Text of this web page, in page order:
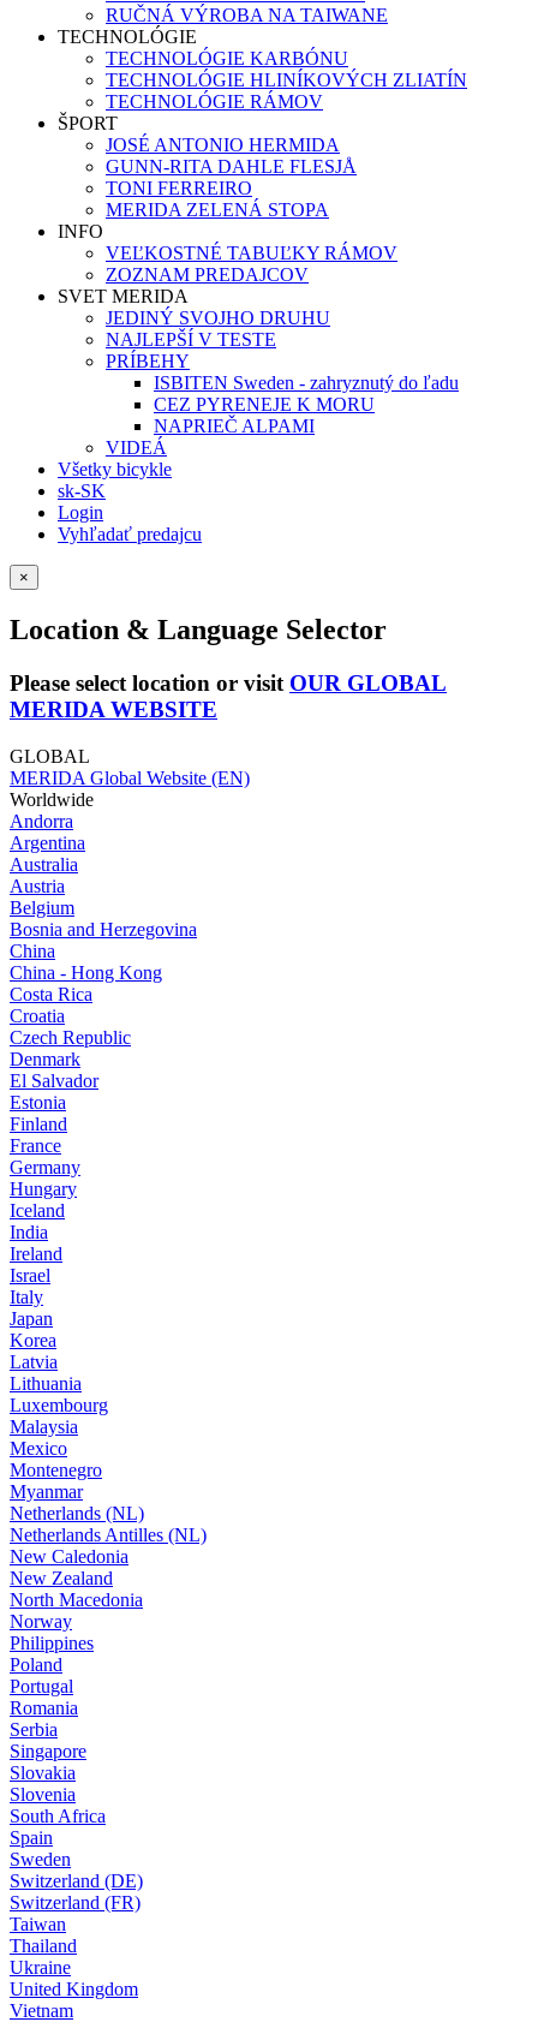
RUČNÁ VÝROBA NA TAIWANE
TECHNOLÓGIE
TECHNOLÓGIE KARBÓNU
TECHNOLÓGIE HLINÍKOVÝCH ZLIATÍN
TECHNOLÓGIE RÁMOV
ŠPORT
JOSÉ ANTONIO HERMIDA
GUNN-RITA DAHLE FLESJÅ
TONI FERREIRO
MERIDA ZELENÁ STOPA
INFO
VEĽKOSTNÉ TABUĽKY RÁMOV
ZOZNAM PREDAJCOV
SVET MERIDA
JEDINÝ SVOJHO DRUHU
NAJLEPŠÍ V TESTE
PRÍBEHY
ISBITEN Sweden - zahryznutý do ľadu
CEZ PYRENEJE K MORU
NAPRIEČ ALPAMI
VIDEÁ
Všetky bicykle
sk-SK
Login
Vyhľadať predajcu
×
Location & Language Selector
Please select location or visit OUR GLOBAL
MERIDA WEBSITE
GLOBAL
MERIDA Global Website (EN)
Worldwide
Andorra
Argentina
Australia
Austria
Belgium
Bosnia and Herzegovina
China
China - Hong Kong
Costa Rica
Croatia
Czech Republic
Denmark
El Salvador
Estonia
Finland
France
Germany
Hungary
Iceland
India
Ireland
Israel
Italy
Japan
Korea
Latvia
Lithuania
Luxembourg
Malaysia
Mexico
Montenegro
Myanmar
Netherlands (NL)
Netherlands Antilles (NL)
New Caledonia
New Zealand
North Macedonia
Norway
Philippines
Poland
Portugal
Romania
Serbia
Singapore
Slovakia
Slovenia
South Africa
Spain
Sweden
Switzerland (DE)
Switzerland (FR)
Taiwan
Thailand
Ukraine
United Kingdom
Vietnam